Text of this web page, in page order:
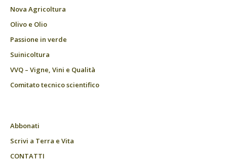
Nova Agricoltura
Olivo e Olio
Passione in verde
Suinicoltura
VVQ – Vigne, Vini e Qualità
Comitato tecnico scientifico
Abbonati
Scrivi a Terra e Vita
CONTATTI